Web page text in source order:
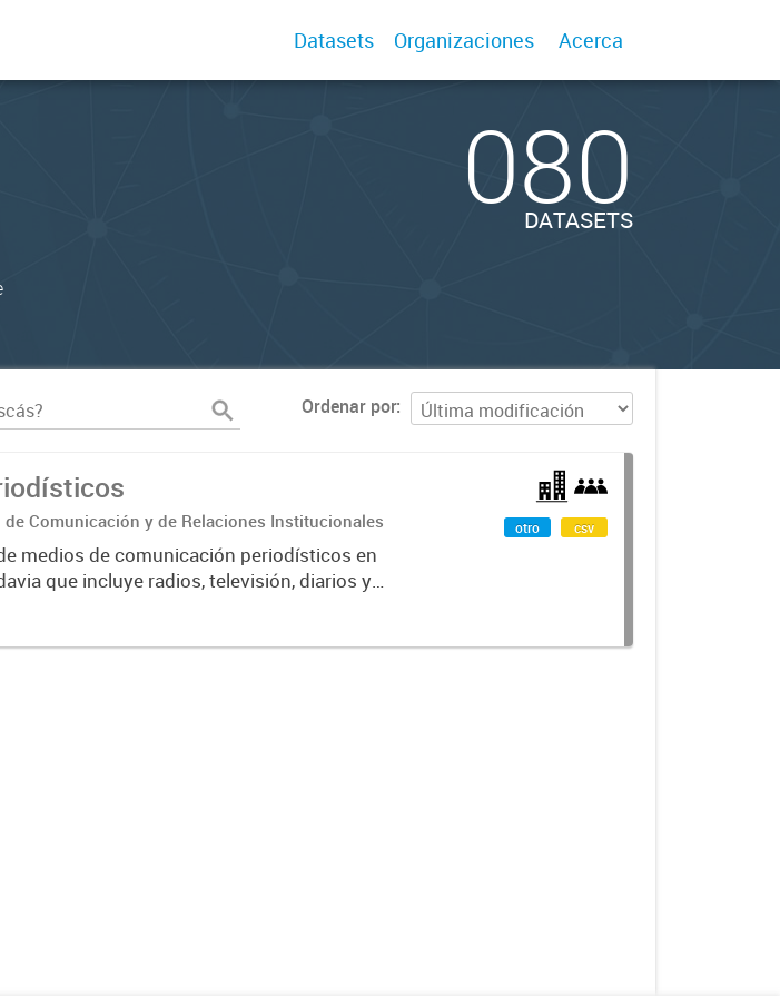
Datasets Organizaciones Acerca
080
DATASETS
Ordenar por
de Comunicación y de Relaciones Institucionales
medios de comunicación periodísticos en
que incluye radios, televisión, diarios y
otro csv